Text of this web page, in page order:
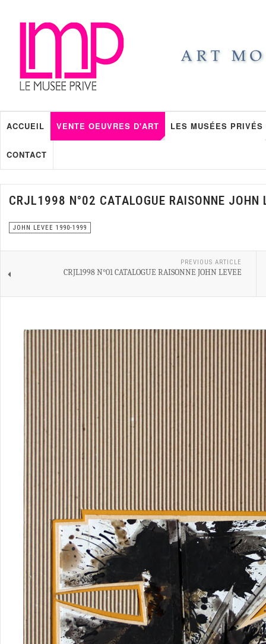
ACCUEIL VENTE OEUVRES D'ART LES MUSÉES PRIVÉS
CONTACT
CRJL1998 N°02 CATALOGUE RAISONNE JOHN
JOHN LEVEE 1990-1999
PREVIOUS ARTICLE
CRJL1998 N°01 CATALOGUE RAISONNE JOHN LEVEE